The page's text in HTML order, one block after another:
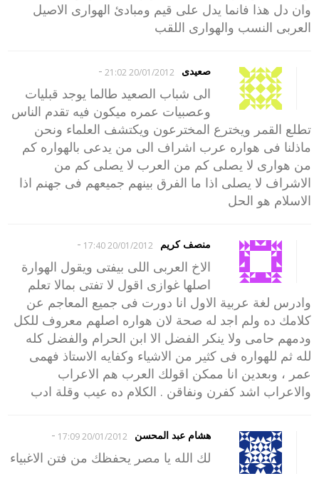
وان دل هذا فانما يدل على قيم ومبادئ الهوارى الاصيل
العربى النسب والهوارى اللقب
صعيدى 20/01/2012 21:02
-
الى شباب الصعيد طالما يوجد قبليات
وعصبيات عمره ميكون فيه تقدم الناس
تطلع القمر ويخترع المخترعون ويكتشف العلماء ونحن
ماذلنا فى هواره عرب اشراف الى من يدعى بالهواره كم
من هوارى لا يصلى كم من العرب لا يصلى كم من
الاشراف لا يصلى اذا ما الفرق بينهم جميعهم فى جهنم اذا
الاسلام هو الحل
منصف كريم 20/01/2012 17:40
-
الاخ العربى اللى بيفتى ويقول الهوارة
اصلها غوازى اقول لا تفتى بمالا تعلم
وادرس لغة عربية الاول انا دورت فى جميع المعاجم عن
كلامك ده ولم اجد له صحة لان هواره اصلهم معروف للكل
ودمهم حامى ولا ينكر الفضل الا ابن الحرام والفضل كله
لله ثم للهواره فى كثير من الاشياء وكفايه الاستاذ فهمى
عمر ، وبعدين انا ممكن اقولك العرب هم الاعراب
والاعراب اشد كفرن ونفاقن . الكلام ده عيب وقلة ادب
هشام عبد المحسن 20/01/2012 17:09
-
لك الله يا مصر يحفظك من فتن الاغبياء